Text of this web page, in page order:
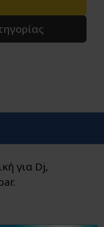
για Dj,